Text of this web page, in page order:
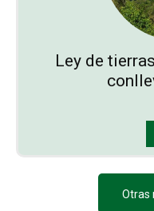
Ley de
Otras